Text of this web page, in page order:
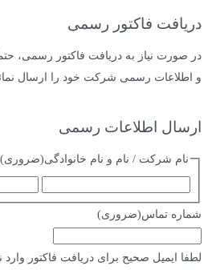
ج
و
ب
ا
:
دریافت فاکتور رسمی
در صورت نیاز به دریافت فاکتور رسمی،
و اطلاعات رسمی شرکت خود را ارسال
ارسال اطلاعات رسمی
نام شرکت / نام و نام خانوادگی(ضروری)
س
شماره تماس(ضروری)
لطفا ایمیل صحیح برای دریافت فاکتور وارد